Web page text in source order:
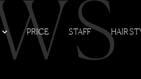
PRICE STAFF HAIR